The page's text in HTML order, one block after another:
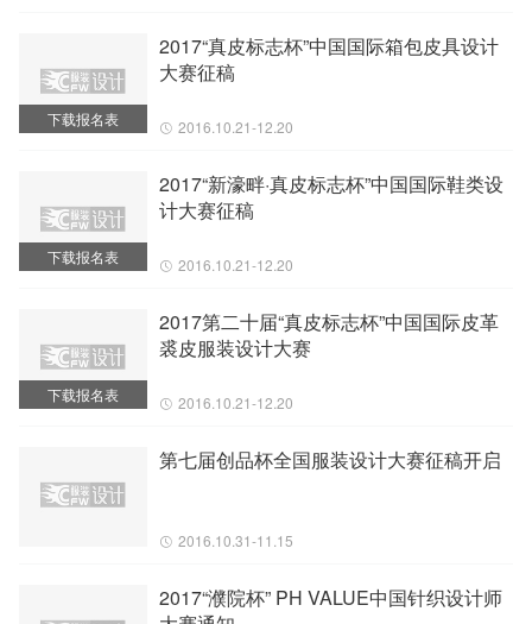
下载报名表
2017“真皮标志杯”中国国际箱包皮具设计
大赛征稿
2016.10.21-12.20
下载报名表
2017“新濠畔·真皮标志杯”中国国际鞋类设
计大赛征稿
2016.10.21-12.20
下载报名表
2017第二十届“真皮标志杯”中国国际皮革
裘皮服装设计大赛
2016.10.21-12.20
第七届创品杯全国服装设计大赛征稿开启
2016.10.31-11.15
2017“濮院杯” PH VALUE中国针织设计师